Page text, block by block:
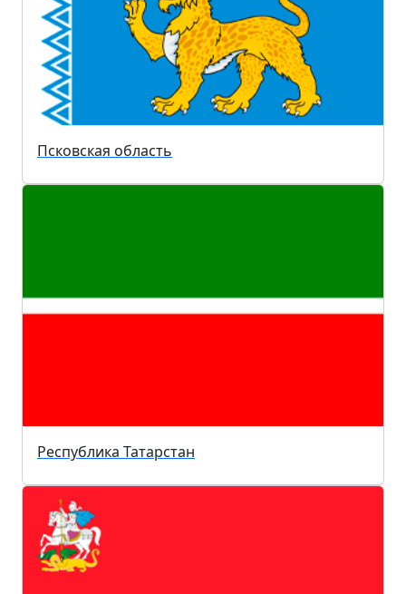
Псковская область
Республика Татарстан